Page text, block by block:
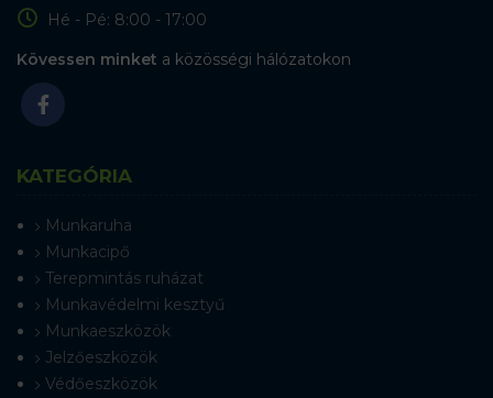
Hé - Pé: 8:00 - 17:00
Kövessen minket a közösségi hálózatokon
KATEGÓRIA
Munkaruha
Munkacipő
Terepmintás ruházat
Munkavédelmi kesztyű
Munkaeszközök
Jelzőeszközök
Védőeszközök